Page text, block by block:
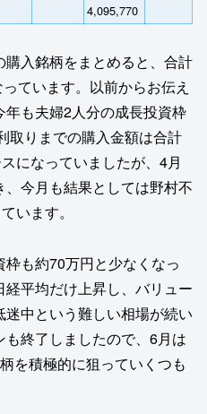
4,095,770
入銘柄をまとめると、合計
ています。以前からお伝え
も夫婦2人分の成長投資枠
取りまでの購入金額は合計
になっていましたが、4月
今月も結果としては野村不
います。
も約70万円と少なくなっ
平均だけ上昇し、バリュー
中という難しい相場が続い
終了しましたので、6月は
を積極的に狙っていくつも